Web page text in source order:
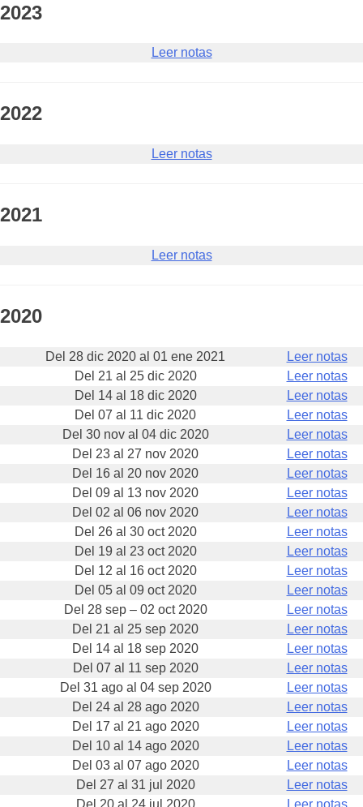
2023
Leer notas
2022
Leer notas
2021
Leer notas
2020
Del 28 dic 2020 al 01 ene 2021
Leer notas
Del 21 al 25 dic 2020
Leer notas
Del 14 al 18 dic 2020
Leer notas
Del 07 al 11 dic 2020
Leer notas
Del 30 nov al 04 dic 2020
Leer notas
Del 23 al 27 nov 2020
Leer notas
Del 16 al 20 nov 2020
Leer notas
Del 09 al 13 nov 2020
Leer notas
Del 02 al 06 nov 2020
Leer notas
Del 26 al 30 oct 2020
Leer notas
Del 19 al 23 oct 2020
Leer notas
Del 12 al 16 oct 2020
Leer notas
Del 05 al 09 oct 2020
Leer notas
Del 28 sep – 02 oct 2020
Leer notas
Del 21 al 25 sep 2020
Leer notas
Del 14 al 18 sep 2020
Leer notas
Del 07 al 11 sep 2020
Leer notas
Del 31 ago al 04 sep 2020
Leer notas
Del 24 al 28 ago 2020
Leer notas
Del 17 al 21 ago 2020
Leer notas
Del 10 al 14 ago 2020
Leer notas
Del 03 al 07 ago 2020
Leer notas
Del 27 al 31 jul 2020
Leer notas
Del 20 al 24 jul 2020
Leer notas